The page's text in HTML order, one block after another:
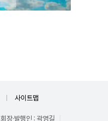
사이트맵
회장·발행인 : 곽영길